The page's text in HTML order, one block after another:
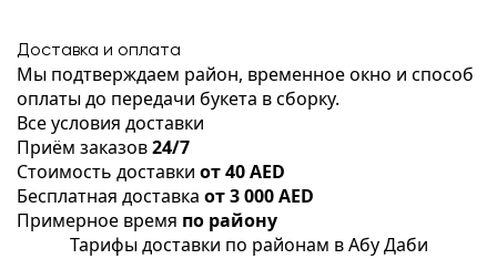
Доставка и оплата
Мы подтверждаем район, временное окно и способ
оплаты до передачи букета в сборку.
Все условия доставки
Приём заказов24/7
Стоимость доставки от 40 AED
Бесплатная доставка от 3 000 AED
Примерное время по району
Тарифы доставки по районам в Абу Даби